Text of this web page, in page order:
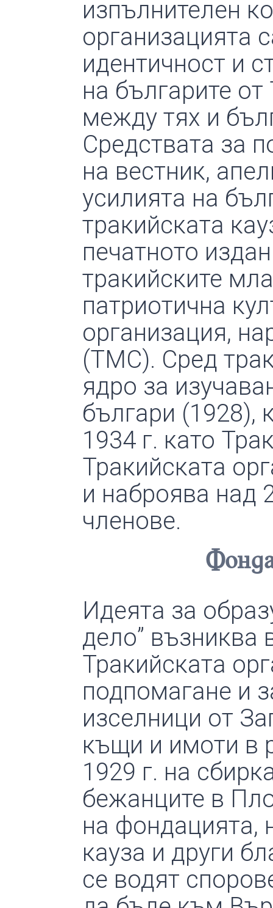
изпълнителен
организацията
идентичност и
на българите
между тях и
Средствата за
на вестник,
усилията на
тракийската
печатното
тракийските
патриотична
организация,
(ТМС). Сред
ядро за
българи (1928),
1934 г. като
Тракийската
и наброява над
членове.
Идеята за
дело” възниква
Тракийската
подпомагане и
изселници от
къщи и имоти в
1929 г. на
бежанците в
на фондацията,
кауза и други
се водят